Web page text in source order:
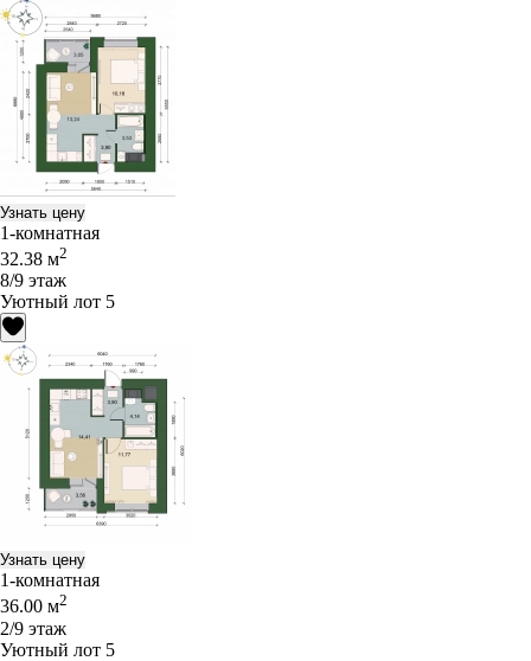
Узнать цену
1-комнатная
32.38 м2
8/9 этаж
Уютный лот 5
Узнать цену
1-комнатная
36.00 м2
2/9 этаж
Уютный лот 5